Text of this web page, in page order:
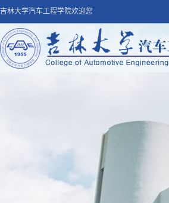
吉林大学汽车工程学院欢迎您